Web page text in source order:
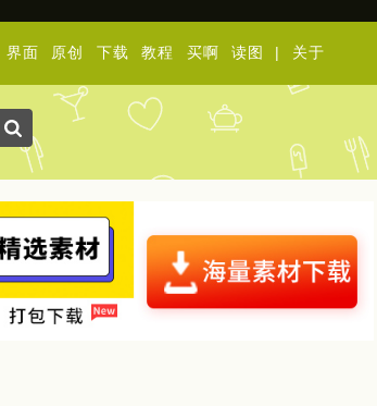
界面 原创 下载 教程 买啊 读图 | 关于